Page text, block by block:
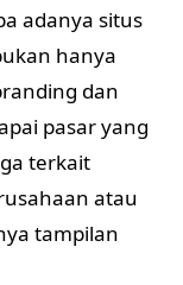
adanya situs
hanya
dan
pasar yang
terkait
atau
tampilan